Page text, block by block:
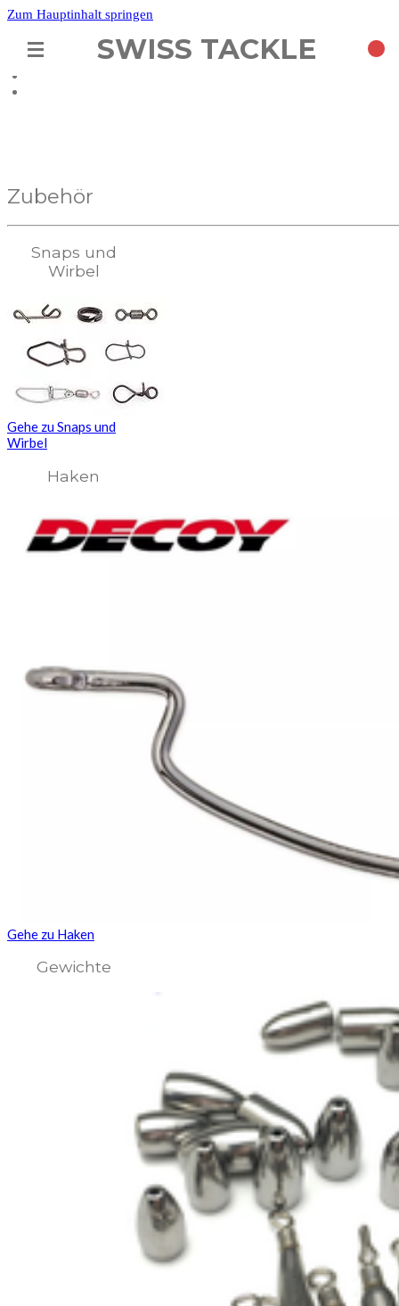
Zum Hauptinhalt springen
SWISS TACKLE
Wir sind aktuell in der Ferien. Lieferungen werden erst in 3
Wochen wieder versandt.
Zubehör
Snaps und
Wirbel
Gehe zu Snaps und
Wirbel
Haken
Gehe zu Haken
Gewichte